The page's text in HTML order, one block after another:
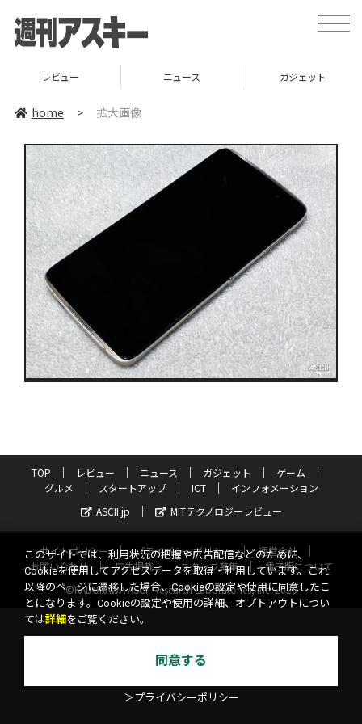
toggle
レビュー ニュース ガジェット
home > 拡大画像
TOP レビュー ニュース ガジェット
ゲーム
グルメ
スタートアップ ICT
インフォメーション
ASCII.jp
MITテクノロジーレビュー
サイトポリシー プライバシーポリシー
運営会社
お問い合わせ
広告掲載 スタッフ募集
電子版について
©KADOKAWA ASCII Research Laboratories, Inc. 2026
このサイトでは、利用状況の把握や広告配信などのために、
Cookieを使用してアクセスデータを取得・利用しています。これ
以降のページに遷移した場合、Cookieの設定や使用に同意したこ
とになります。Cookieの設定や使用の詳細、オプトアウトについ
ては詳細 をご覧ください。
同意する
＞プライバシーポリシー